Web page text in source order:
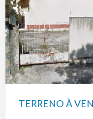
VENDA
EM
LOCALIZAÇÃO
ESTRATÉGICA
–
PAULICÉIA!